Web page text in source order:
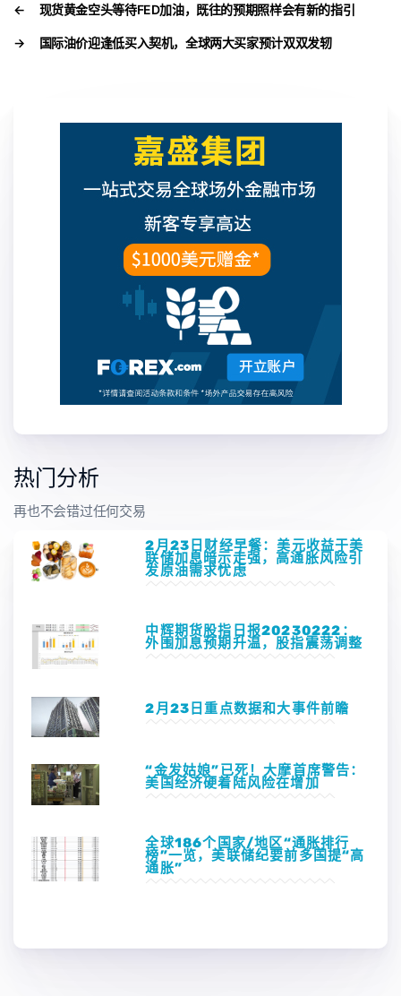
← 现货黄金空头等待FED加油，既往的预期照样会有新的指引
→ 国际油价迎逢低买入契机，全球两大买家预计双双发轫
热门分析
再也不会错过任何交易
2月23日财经早餐：美元收益于美
联储加息暗示走强，高通胀风险引
发原油需求忧虑
中辉期货股指日报20230222：
外围加息预期升温，股指震荡调整
2月23日重点数据和大事件前瞻
“金发姑娘”已死！大摩首席警告：
美国经济硬着陆风险在增加
全球186个国家/地区“通胀排行
榜”一览，美联储纪要前多国提“高
通胀”